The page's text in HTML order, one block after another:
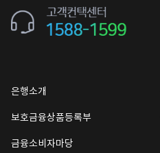
은행소개
보호금융상품등록부
금융소비자마당